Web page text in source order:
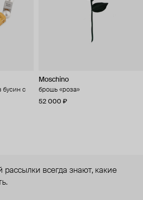
бусин с
Moschino
брошь «роза»
52 000 ₽
всегда знают, какие